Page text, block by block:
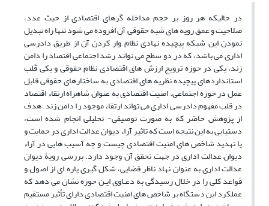
در حالیکه هر روز بر حجم مداخله گرهای اقتصادی از حیث عدد،
صلاحیت و عمق رویه های شبه حقوقی آن افزوده می شود تنها راه تبدیل
نمودن این شبکه پیچیده نهادی نظام وار کردن آن از طریق دادرسی
اداری می باشد، که در دو سطح می تواند رشد اجتماعی اقتصاد را دامن
زند، یکی در حوزه ترویج ارزش های اقتصادی نظام حقوقی و یکی قَلب
استانداردهای پیچیده نظریه های اقتصادی به ساختارهای حقوقی قابل
عمل در حوزه اجتماعی. امنیت اقتصادی به عنوان شاهراه ارتقاء اقتصاد
در قلب مفهوم دادرسی اداری می تواند ارتقاء موجود را دامن زند. هدف
از پژوهش حاضر که به صورت توصیفی- تحلیلی انجام شده است‌،
دستیابی به این نتیجه است که تاثیر آراء دیوان عدالت اداری در حمایت و
یا تهدید شاخص های امنیت اقتصادی چیست و چه آسیب هایی در آراء
دیوان عدالت اداری در جهت تحقق آن وجود دارد. بررسی رویۀ دیوان
عدالت اداری به عنوان نهاد ناظر قضایی، شکل گیری پاره ای از اصول‌ و
قواعد‌ کلی را در خلال رسیدگی‌ به‌ دعـاوی ایـن حوزه نشان می دهد که
عملکرد این دستگاه بر شاخص های امنیت اقتصادی دارای تأثیر مستقیم